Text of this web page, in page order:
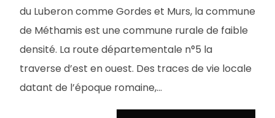
du Luberon comme Gordes et Murs, la commune
de Méthamis est une commune rurale de faible
densité. La route départementale n°5 la
traverse d’est en ouest. Des traces de vie locale
datant de l’époque romaine,...